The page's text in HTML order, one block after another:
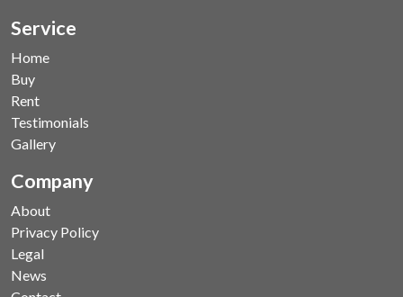
Service
Home
Buy
Rent
Testimonials
Gallery
Company
About
Privacy Policy
Legal
News